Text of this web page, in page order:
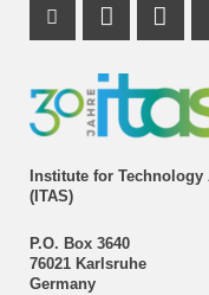
Institute for
(ITAS)
P.O. Box 3640
76021 Karlsruhe
Germany
Instagram